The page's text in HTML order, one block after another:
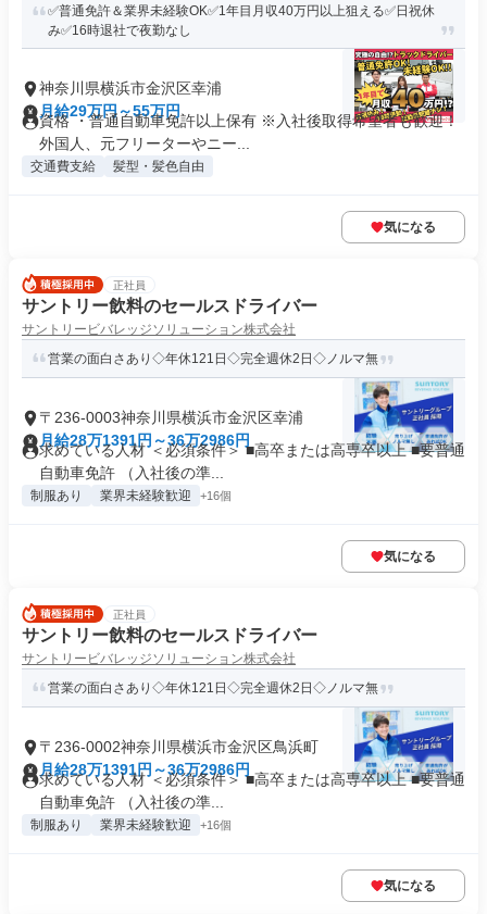
✅普通免許＆業界未経験OK✅1年目月収40万円以上狙える✅日祝休
み✅16時退社で夜勤なし
神奈川県横浜市金沢区幸浦
月給29万円～55万円
資格 ・普通自動車免許以上保有 ※入社後取得希望者も歓迎！
外国人、元フリーターやニー...
交通費支給 髪型・髪色自由
気になる
正社員
サントリー飲料のセールスドライバー
サントリービバレッジソリューション株式会社
営業の面白さあり◇年休121日◇完全週休2日◇ノルマ無
〒236-0003神奈川県横浜市金沢区幸浦
月給28万1391円～36万2986円
求めている人材 ＜必須条件＞ ■高卒または高専卒以上 ■要普通
自動車免許 （入社後の準...
制服あり 業界未経験歓迎 +16個
気になる
正社員
サントリー飲料のセールスドライバー
サントリービバレッジソリューション株式会社
営業の面白さあり◇年休121日◇完全週休2日◇ノルマ無
〒236-0002神奈川県横浜市金沢区鳥浜町
月給28万1391円～36万2986円
求めている人材 ＜必須条件＞ ■高卒または高専卒以上 ■要普通
自動車免許 （入社後の準...
制服あり 業界未経験歓迎 +16個
気になる